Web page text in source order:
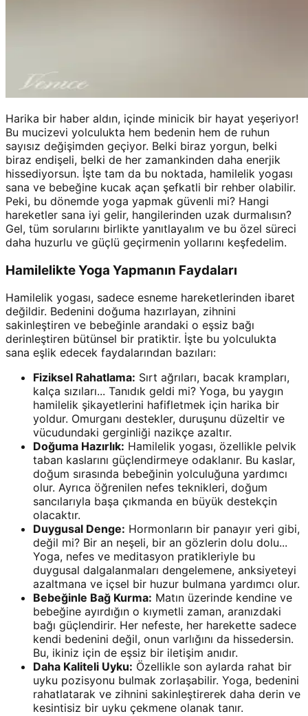
Harika bir haber aldın, içinde minicik bir hayat yeşeriyor!
Bu mucizevi yolculukta hem bedenin hem de ruhun
sayısız değişimden geçiyor. Belki biraz yorgun, belki
biraz endişeli, belki de her zamankinden daha enerjik
hissediyorsun. İşte tam da bu noktada, hamilelik yogası
sana ve bebeğine kucak açan şefkatli bir rehber olabilir.
Peki, bu dönemde yoga yapmak güvenli mi? Hangi
hareketler sana iyi gelir, hangilerinden uzak durmalısın?
Gel, tüm sorularını birlikte yanıtlayalım ve bu özel süreci
daha huzurlu ve güçlü geçirmenin yollarını keşfedelim.
Hamilelikte Yoga Yapmanın Faydaları
Hamilelik yogası, sadece esneme hareketlerinden ibaret
değildir. Bedenini doğuma hazırlayan, zihnini
sakinleştiren ve bebeğinle arandaki o eşsiz bağı
derinleştiren bütünsel bir pratiktir. İşte bu yolculukta
sana eşlik edecek faydalarından bazıları:
Fiziksel Rahatlama: Sırt ağrıları, bacak krampları,
kalça sızıları... Tanıdık geldi mi? Yoga, bu yaygın
hamilelik şikayetlerini hafifletmek için harika bir
yoldur. Omurganı destekler, duruşunu düzeltir ve
vücudundaki gerginliği nazikçe azaltır.
Doğuma Hazırlık: Hamilelik yogası, özellikle pelvik
taban kaslarını güçlendirmeye odaklanır. Bu kaslar,
doğum sırasında bebeğinin yolculuğuna yardımcı
olur. Ayrıca öğrenilen nefes teknikleri, doğum
sancılarıyla başa çıkmanda en büyük destekçin
olacaktır.
Duygusal Denge: Hormonların bir panayır yeri gibi,
değil mi? Bir an neşeli, bir an gözlerin dolu dolu...
Yoga, nefes ve meditasyon pratikleriyle bu
duygusal dalgalanmaları dengelemene, anksiyeteyi
azaltmana ve içsel bir huzur bulmana yardımcı olur.
Bebeğinle Bağ Kurma: Matın üzerinde kendine ve
bebeğine ayırdığın o kıymetli zaman, aranızdaki
bağı güçlendirir. Her nefeste, her harekette sadece
kendi bedenini değil, onun varlığını da hissedersin.
Bu, ikiniz için de eşsiz bir iletişim anıdır.
Daha Kaliteli Uyku: Özellikle son aylarda rahat bir
uyku pozisyonu bulmak zorlaşabilir. Yoga, bedenini
rahatlatarak ve zihnini sakinleştirerek daha derin ve
kesintisiz bir uyku çekmene olanak tanır.